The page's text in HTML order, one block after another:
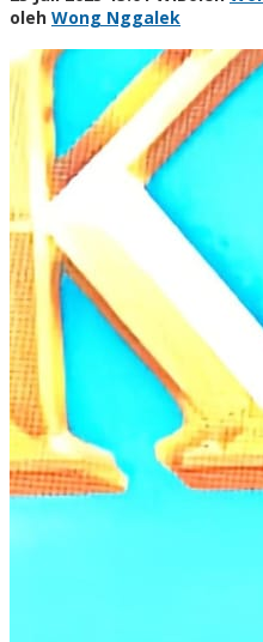
oleh Wong Nggalek